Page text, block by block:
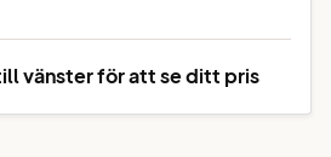
vänster för att se ditt pris